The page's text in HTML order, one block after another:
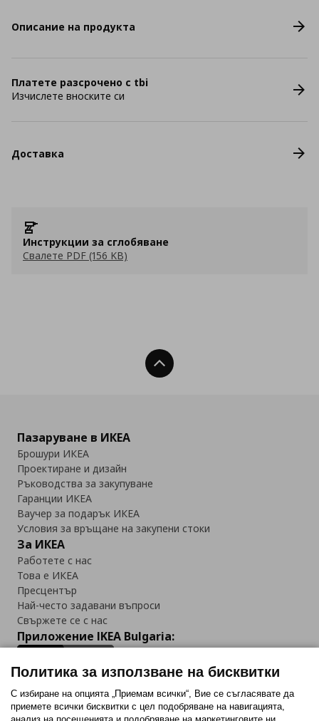
Описание на продукта
Платете разсрочено с tbi
Изчислете вноските си
Доставка
Инструкции за сглобяване
Свалете PDF (156 KB)
Нагоре
Пазаруване в ИКЕА
Брошури ИКЕА
Проектиране и дизайн
Ръководства за закупуване
Гаранции ИКЕА
Ваучер за подарък ИКЕА
Условия за връщане на закупени стоки
За ИКЕА
Работете с нас
Това е ИКЕА
Пресцентър
Най-често задавани въпроси
Свържете се с нас
Приложение IKEA Bulgaria:
Последвайте ни:
Политика за използване на бисквитки
С избиране на опцията „Приемам всички“, Вие се съгласявате да
приемете всички бисквитки с цел подобряване на навигацията,